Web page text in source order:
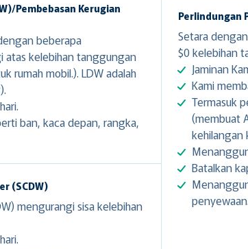
Pembebasan Kerugian
beberapa
atas kelebihan tanggungan
rumah mobil.). LDW adalah
ban, kaca depan, rangka,
(SCDW)
mengurangi sisa kelebihan
Perlindungan
Setara
$0 kelebihan
Jaminan
Kami
Termasuk
(membuat
kehilangan
Batalkan
penyewaan.